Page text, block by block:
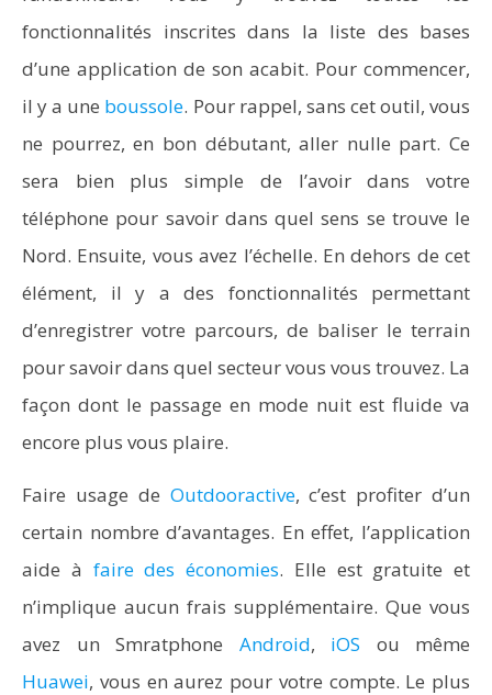
fonctionnalités inscrites dans la liste des bases
d’une application de son acabit. Pour commencer,
il y a une boussole. Pour rappel, sans cet outil, vous
ne pourrez, en bon débutant, aller nulle part. Ce
sera bien plus simple de l’avoir dans votre
téléphone pour savoir dans quel sens se trouve le
Nord. Ensuite, vous avez l’échelle. En dehors de cet
élément, il y a des fonctionnalités permettant
d’enregistrer votre parcours, de baliser le terrain
pour savoir dans quel secteur vous vous trouvez. La
façon dont le passage en mode nuit est fluide va
encore plus vous plaire.
Faire usage de Outdooractive, c’est profiter d’un
certain nombre d’avantages. En effet, l’application
aide à faire des économies. Elle est gratuite et
n’implique aucun frais supplémentaire. Que vous
avez un Smratphone Android, iOS ou même
Huawei, vous en aurez pour votre compte. Le plus